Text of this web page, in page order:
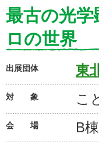
最古の光
ロの世界
出展団体 東
対 象 こ
会 場 B